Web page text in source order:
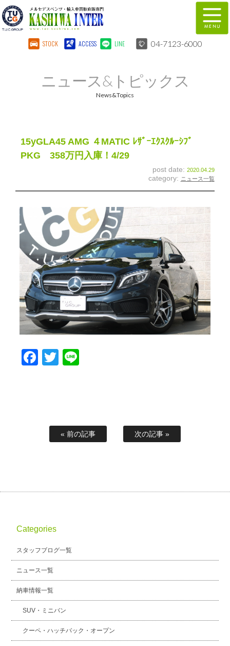
STOCK ACCESS LINE 04-7123-6000
特別作業
注文販売
スタッフ紹介
会社概要 個人情報保護方針
スタッフブログ 納車情報
ホーム T.U.C.GROUP
ニュース&トピックス
News&Topics
15yGLA45 AMG ４MATIC ﾚｻﾞｰｴｸｽｸﾙｰｼﾌﾞ
PKG 358万円入庫！4/29
post date: 2020.04.29
category: ニュース一覧
Facebook
Twitter
« 前の記事 次の記事 »
Categories
スタッフブログ一覧
ニュース一覧
納車情報一覧
SUV・ミニバン
クーペ・ハッチバック・オープン